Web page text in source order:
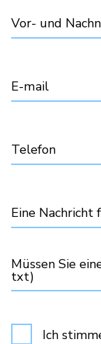
Vor- und
E-mail
Telefon
Eine Nachricht
Müssen Sie
txt)
Ich